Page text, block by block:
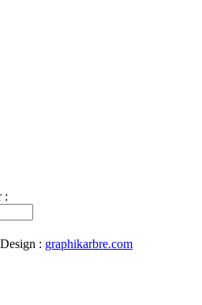
:
: graphikarbre.com